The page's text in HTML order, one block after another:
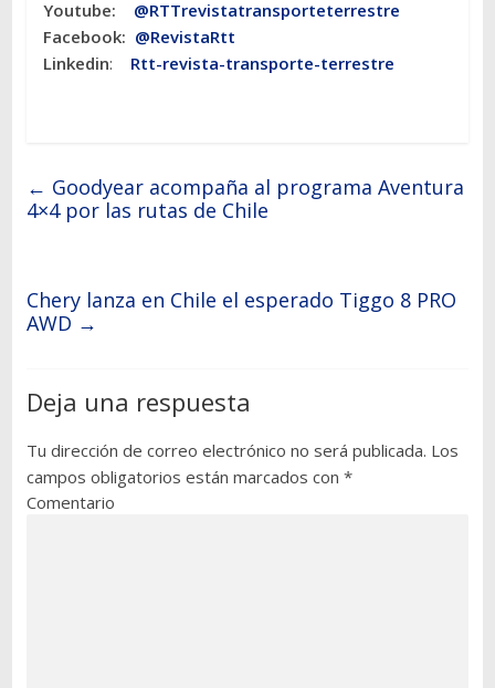
Youtube: @RTTrevistatransporteterrestre
Facebook: @RevistaRtt
Linkedin: Rtt-revista-transporte-terrestre
← Goodyear acompaña al programa Aventura
4×4 por las rutas de Chile
Chery lanza en Chile el esperado Tiggo 8 PRO
AWD →
Deja una respuesta
Tu dirección de correo electrónico no será publicada. Los
campos obligatorios están marcados con *
Comentario